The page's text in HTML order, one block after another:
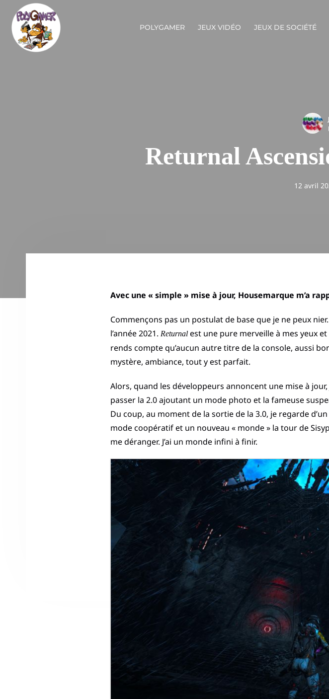
POLYGAMER JEUX VIDÉO JEUX DE SOCIÉTÉ
Returnal
12 avril
Avec une « simple » mise à jour, Housemarque m’a
Commençons pas un postulat de base que je ne peux
l’année 2021. Returnal est une pure merveille à mes yeux
rends compte qu’aucun autre titre de la console, aussi
mystère, ambiance, tout y est parfait.
Alors, quand les développeurs annoncent une mise à
passer la 2.0 ajoutant un mode photo et la fameuse
Du coup, au moment de la sortie de la 3.0, je regarde
mode coopératif et un nouveau « monde » la tour de
me déranger. J’ai un monde infini à finir.